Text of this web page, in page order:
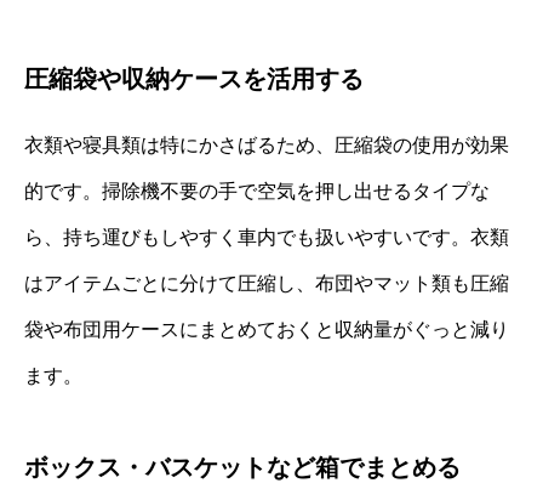
圧縮袋や収納ケースを活用する
衣類や寝具類は特にかさばるため、圧縮袋の使用が効果
的です。掃除機不要の手で空気を押し出せるタイプな
ら、持ち運びもしやすく車内でも扱いやすいです。衣類
はアイテムごとに分けて圧縮し、布団やマット類も圧縮
袋や布団用ケースにまとめておくと収納量がぐっと減り
ます。
ボックス・バスケットなど箱でまとめる